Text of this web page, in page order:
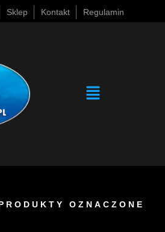
Sklep Kontakt Regulamin
OZNACZONE